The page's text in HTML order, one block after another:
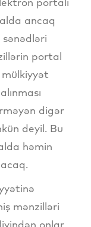
ancaq
portal
digər
deyil. Bu
həmin
mənzilləri
onlar